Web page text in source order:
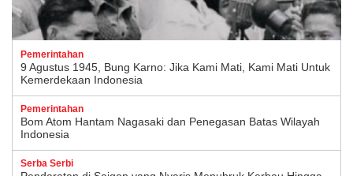
Pemerintahan
9 Agustus 1945, Bung Karno: Jika Kami Mati, Kami Mati Untuk
Kemerdekaan Indonesia
Pemerintahan
Bom Atom Hantam Nagasaki dan Penegasan Batas Wilayah
Indonesia
Serba Serbi